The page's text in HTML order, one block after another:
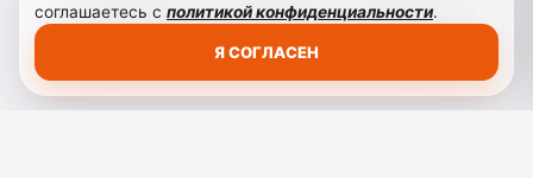
ГОСУДАРСТВЕННОЕ БЮДЖЕТНОЕ УЧРЕЖДЕНИЕ
соглашаетесь с политикой конфиденциальности.
Я СОГЛАСЕН